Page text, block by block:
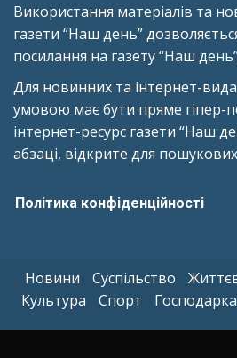
Використання матеріалів та
газети “Наш день”
посилання на газету “Наш
Для новинних та інтернет-
умовою має бути пряме гіпер-
інтернет-ресурс газети “Наш
абзаці, відкрите для
Політика конфіденційності
Новини Суспільство
Культура
Спорт Господарка